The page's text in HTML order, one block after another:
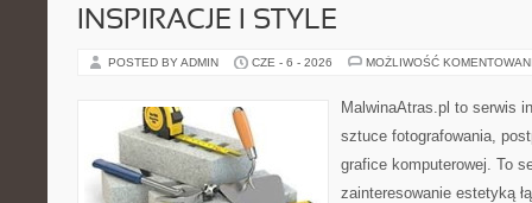
INSPIRACJE I STYLE
POSTED BY ADMIN CZE - 6 - 2026 MOŻLIWOŚĆ
MalwinaAtras.pl to serwis
sztuce fotografowania,
grafice komputerowej. To
zainteresowanie estetyką